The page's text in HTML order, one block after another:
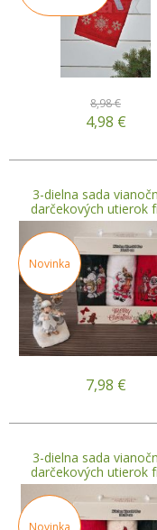
8,98 €
4,98 €
3-dielna sada
darčekových utierok
Novinka
7,98 €
3-dielna sada
darčekových utierok
Novinka